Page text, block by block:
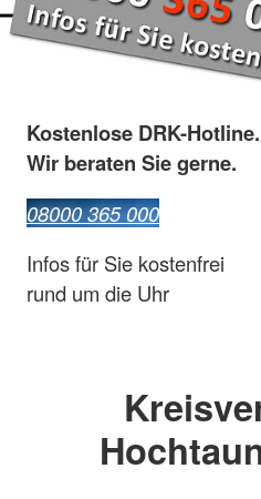
Kostenlose DRK-Hotline.
Wir beraten Sie gerne.
08000 365 000
Infos für Sie kostenfrei
rund um die Uhr